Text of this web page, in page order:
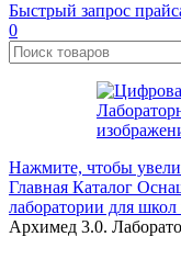
Быстрый запрос
0
Нажмите, чтобы
Главная Каталог
лаборатории для
Архимед 3.0.